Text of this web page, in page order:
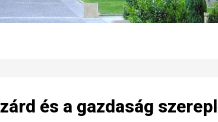
és a gazdaság